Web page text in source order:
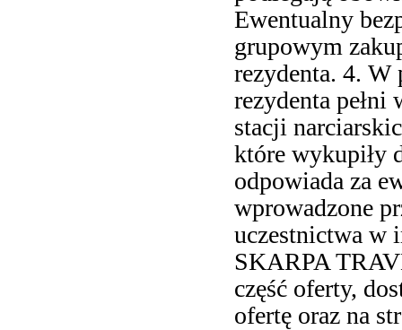
Ewentualny
grupowym
rezydenta. 4. W
rezydenta pełni
stacji
które wykupiły
odpowiada za
wprowadzone
uczestnictwa w
SKARPA
część oferty,
ofertę oraz na